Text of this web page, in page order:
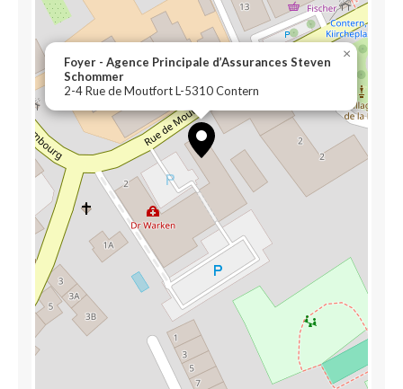
Foyer - Agence Principale d’Assurances Steven
Schommer
2-4 Rue de Moutfort L-5310 Contern
×